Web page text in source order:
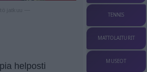
helposti
TENNIS
MATTOLAITURIT
MUSEOT